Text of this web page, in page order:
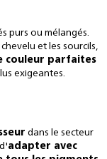
purs ou mélangés.
et les sourcils,
couleur parfaites
exigeantes.
dans le secteur
adapter avec